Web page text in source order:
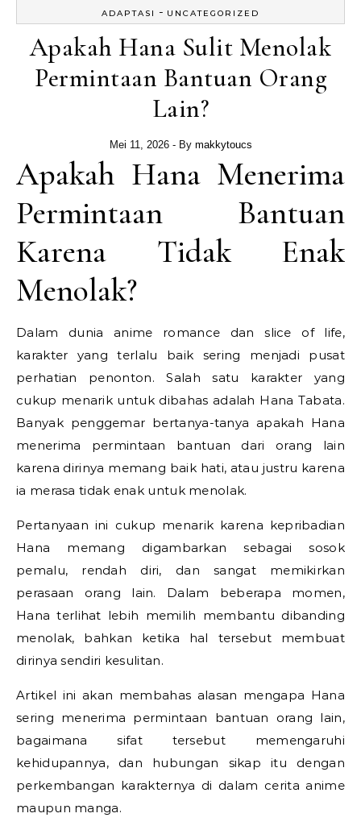
ADAPTASI
- UNCATEGORIZED
Apakah Hana Sulit Menolak
Permintaan Bantuan Orang
Lain?
Mei 11, 2026 - By makkytoucs
Apakah Hana Menerima
Permintaan Bantuan
Karena Tidak Enak
Menolak?
Dalam dunia anime romance dan slice of life,
karakter yang terlalu baik sering menjadi pusat
perhatian penonton. Salah satu karakter yang
cukup menarik untuk dibahas adalah Hana Tabata.
Banyak penggemar bertanya-tanya apakah Hana
menerima permintaan bantuan dari orang lain
karena dirinya memang baik hati, atau justru karena
ia merasa tidak enak untuk menolak.
Pertanyaan ini cukup menarik karena kepribadian
Hana memang digambarkan sebagai sosok
pemalu, rendah diri, dan sangat memikirkan
perasaan orang lain. Dalam beberapa momen,
Hana terlihat lebih memilih membantu dibanding
menolak, bahkan ketika hal tersebut membuat
dirinya sendiri kesulitan.
Artikel ini akan membahas alasan mengapa Hana
sering menerima permintaan bantuan orang lain,
bagaimana sifat tersebut memengaruhi
kehidupannya, dan hubungan sikap itu dengan
perkembangan karakternya di dalam cerita anime
maupun manga.